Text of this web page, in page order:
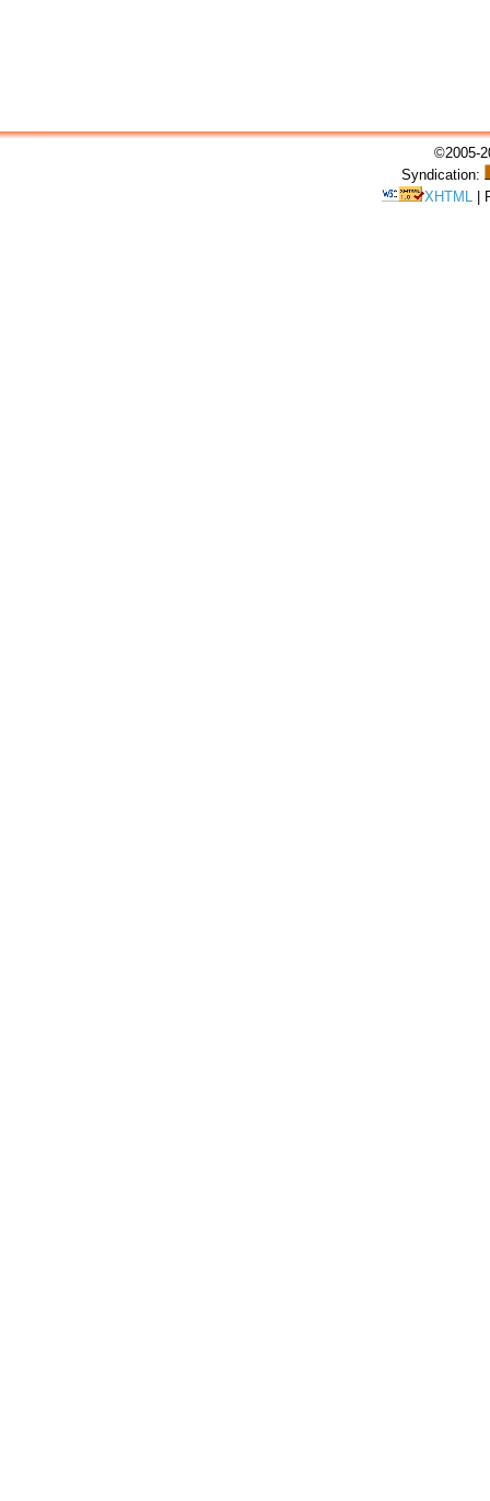
©2005-
Syndication:
XHTML